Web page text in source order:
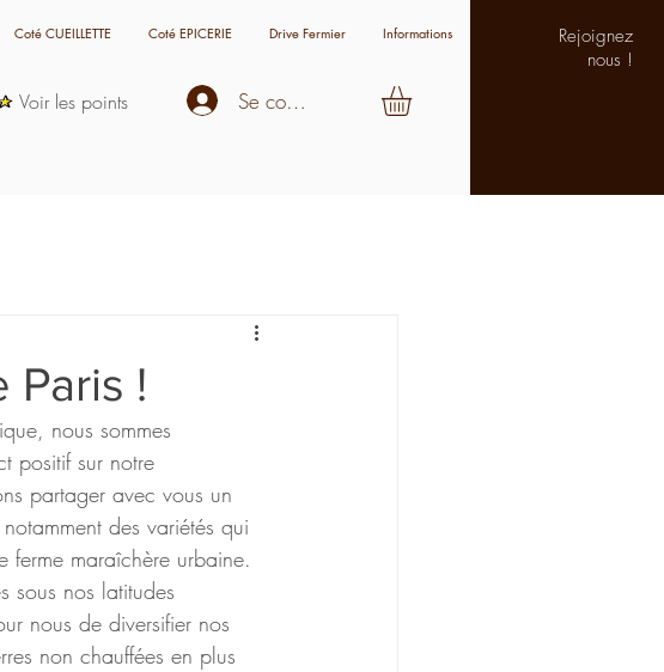
Coté CUEILLETTE Coté EPICERIE Drive Fermier Informations
Se connecter
Voir les points
Rejoignez
nous !
Paris !
nous sommes
positif sur notre
partager avec vous un
des variétés qui
ferme maraîchère urbaine.
sous nos latitudes
nous de diversifier nos
non chauffées en plus